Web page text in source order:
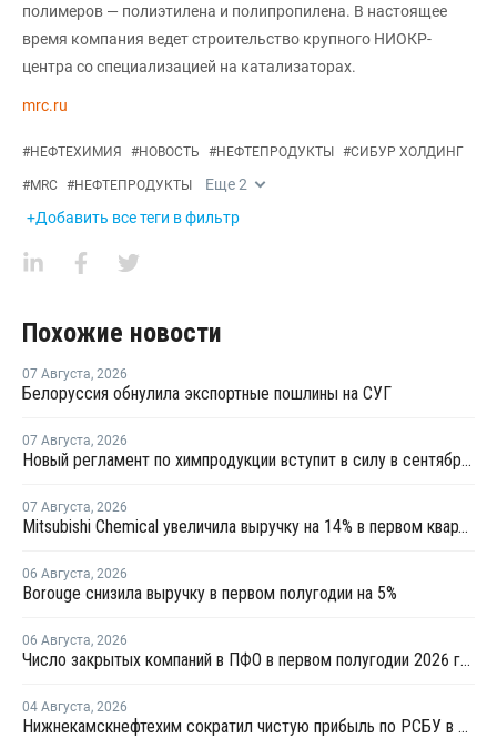
полимеров — полиэтилена и полипропилена. В настоящее
время компания ведет строительство крупного НИОКР-
центра со специализацией на катализаторах.
mrc.ru
#НЕФТЕХИМИЯ #НОВОСТЬ #НЕФТЕПРОДУКТЫ #СИБУР ХОЛДИНГ
#MRC #НЕФТЕПРОДУКТЫ Еще2
+Добавить все теги в фильтр
Похожие новости
07 Августа, 2026
Белоруссия обнулила экспортные пошлины на СУГ
07 Августа, 2026
Новый регламент по химпродукции вступит в силу в сентябре 2027 года
07 Августа, 2026
Mitsubishi Chemical увеличила выручку на 14% в первом квартале японского финансового года
06 Августа, 2026
Borouge снизила выручку в первом полугодии на 5%
06 Августа, 2026
Число закрытых компаний в ПФО в первом полугодии 2026 года вдвое превысило число новых
04 Августа, 2026
Нижнекамскнефтехим сократил чистую прибыль по РСБУ в 15 раз в первом полугодии